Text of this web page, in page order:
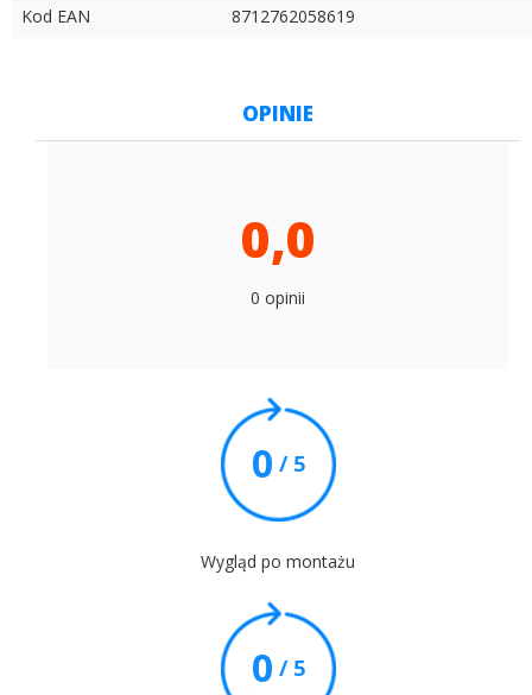
Kod EAN
8712762058619
OPINIE
0,0
0 opinii
0 / 5
Wygląd po montażu
0 / 5